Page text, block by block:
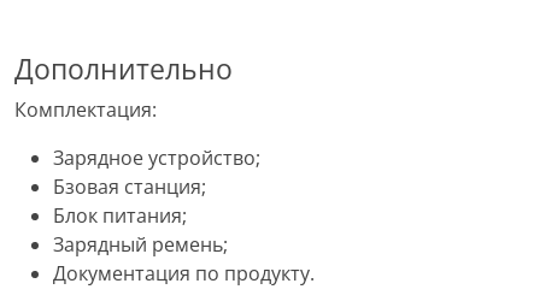
Дополнительно
Комплектация:
Зарядное устройство;
Бзовая станция;
Блок питания;
Зарядный ремень;
Документация по продукту.